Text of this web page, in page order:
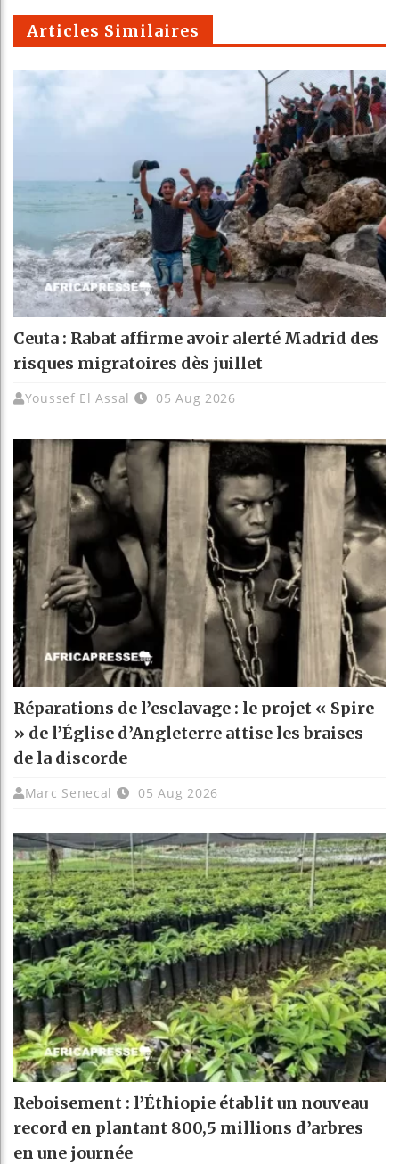
m
Articles Similaires
Ceuta : Rabat affirme avoir alerté Madrid des
risques migratoires dès juillet
Youssef El Assal 05 Aug 2026
Réparations de l’esclavage : le projet « Spire
» de l’Église d’Angleterre attise les braises
de la discorde
Marc Senecal 05 Aug 2026
Reboisement : l’Éthiopie établit un nouveau
record en plantant 800,5 millions d’arbres
en une journée